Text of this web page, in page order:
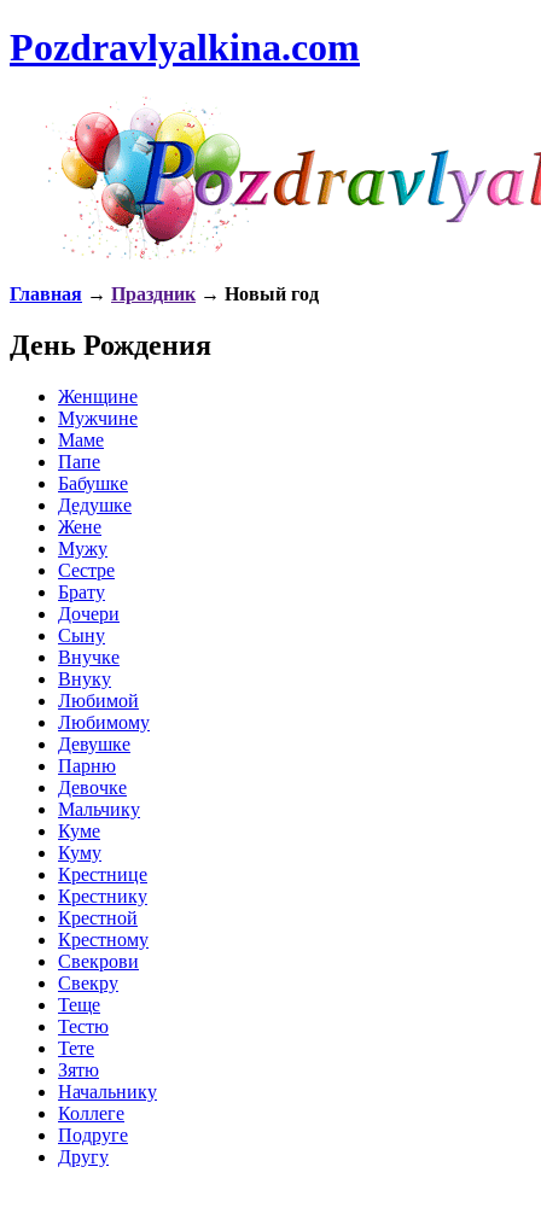
Pozdravlyalkina.com
Главная → Праздник → Новый год
День Рождения
Женщине
Мужчине
Маме
Папе
Бабушке
Дедушке
Жене
Мужу
Сестре
Брату
Дочери
Сыну
Внучке
Внуку
Любимой
Любимому
Девушке
Парню
Девочке
Мальчику
Куме
Куму
Крестнице
Крестнику
Крестной
Крестному
Свекрови
Свекру
Теще
Тестю
Тете
Зятю
Начальнику
Коллеге
Подруге
Другу